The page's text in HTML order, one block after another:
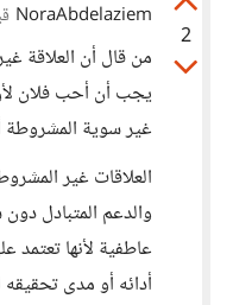
2
NoraAbdelaziem
من قال أن العلاقة
يجب أن أحب فلان
غير سوية المشروطة
العلاقات غير
والدعم المتبادل
عاطفية لأنها
أدائه أو مدى